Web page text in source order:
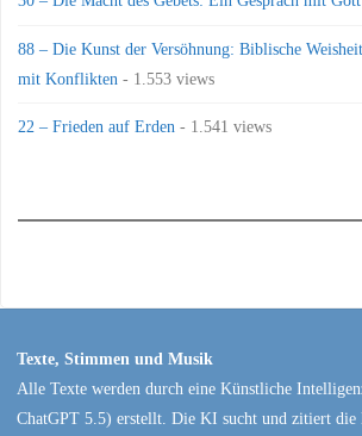
88 – Die Kunst der Versöhnung: Biblische
mit Konflikten - 1.553 views
22 – Frieden auf Erden - 1.541 views
Texte, Stimmen und Musik
Alle Texte werden durch eine Künstliche
ChatGPT 5.5) erstellt. Die KI sucht und zitiert die